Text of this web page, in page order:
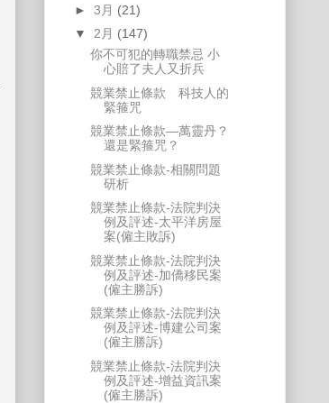
► 3月 (21)
▼ 2月 (147)
你不可犯的轉職禁忌 小
心賠了夫人又折兵
競業禁止條款 科技人的
緊箍咒
競業禁止條款—萬靈丹？
還是緊箍咒？
競業禁止條款-相關問題
研析
競業禁止條款-法院判決
例及評述-太平洋房屋
案(僱主敗訴)
競業禁止條款-法院判決
例及評述-加僑移民案
(僱主勝訴)
競業禁止條款-法院判決
例及評述-博建公司案
(僱主勝訴)
競業禁止條款-法院判決
例及評述-增益資訊案
(僱主勝訴)